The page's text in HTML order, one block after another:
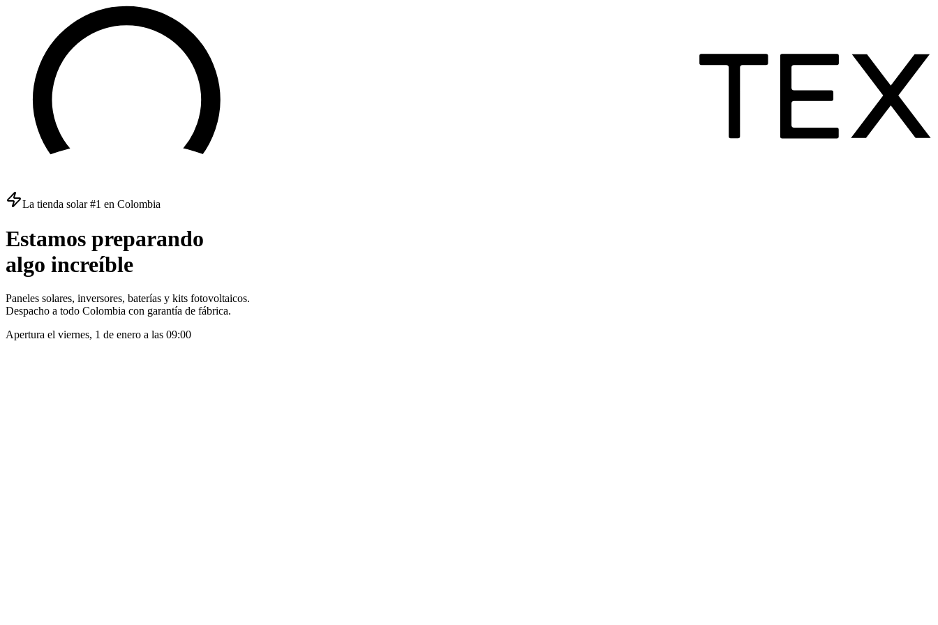
La tienda solar #1 en Colombia
Estamos preparando
algo increíble
Paneles solares, inversores, baterías y kits fotovoltaicos.
Despacho a todo Colombia con garantía de fábrica.
Apertura el viernes, 1 de enero a las 09:00